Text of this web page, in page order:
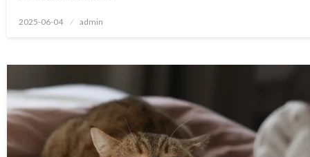
Opublikowane
2025-06-04 admin